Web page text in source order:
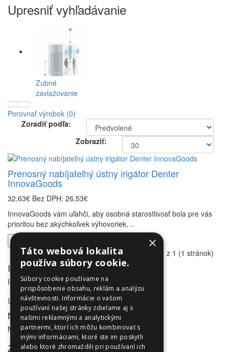
Upresniť vyhľadávanie
Zubné
zavlažovanie
Porovnať výrobok (0)
Zoradiť podľa:
Zobraziť:
Prenosný nabíjateľný ústny irigátor Denter
InnovaGoods
32,63€ Bez DPH: 26,53€
InnovaGoods vám uľahči, aby osobná starostlivosť bola pre vás
prioritou bez akýchkoľvek výhovoriek, ..
Zobrazené 1 až 1 z 1 (1 stránok)
Informácie
Informácie
Utleurope.com
NewsLetter
NewsLetter
Zákaznícky servis
×
Táto webová lokalita
používa súbory cookie.
Súbory cookie používame na
prispôsobenie obsahu, reklám a analýzu
návštevnosti. Informácie o vašom
používaní našej stránky zdieľame aj s
našimi reklamnými a analytickými
partnermi, ktorí ich môžu kombinovať s
inými informáciami, ktoré ste im poskytli
alebo ktoré zhromaždili pri používaní ich